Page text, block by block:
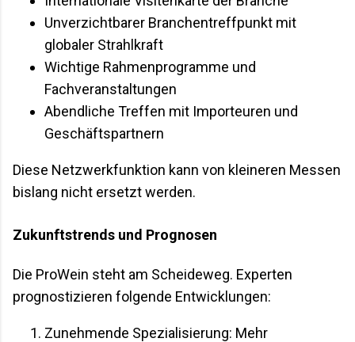
Unverzichtbarer Branchentreffpunkt mit
globaler Strahlkraft
Wichtige Rahmenprogramme und
Fachveranstaltungen
Abendliche Treffen mit Importeuren und
Geschäftspartnern
Diese Netzwerkfunktion kann von kleineren Messen
bislang nicht ersetzt werden.
Zukunftstrends und Prognosen
Die ProWein steht am Scheideweg. Experten
prognostizieren folgende Entwicklungen:
Zunehmende Spezialisierung: Mehr